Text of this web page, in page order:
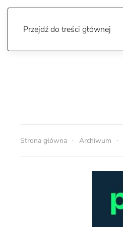
Przejdź do treści głównej
Strona główna Archiwum